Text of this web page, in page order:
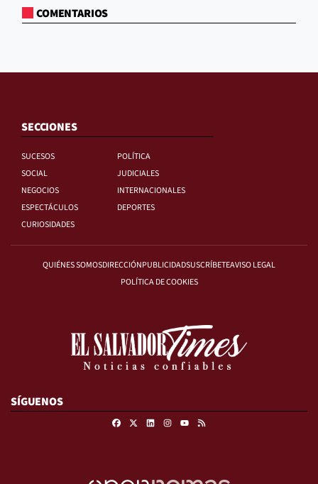
COMENTARIOS
SECCIONES
SUCESOS
POLÍTICA
SOCIAL
JUDICIALES
NEGOCIOS
INTERNACIONALES
ESPECTÁCULOS
DEPORTES
CURIOSIDADES
QUIÉNES SOMOSDIRECCIÓNPUBLICIDADSUSCRÍBETEAVISO LEGAL
POLÍTICA DE COOKIES
SÍGUENOS
FacebookLinkedinInstagramRSS